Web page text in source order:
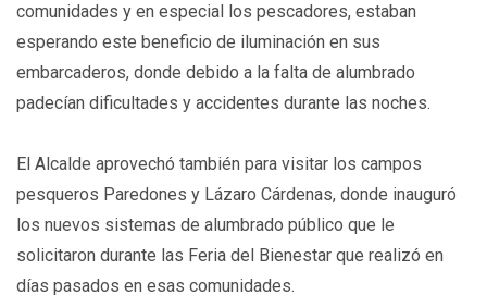
comunidades y en especial los pescadores, estaban
esperando este beneficio de iluminación en sus
embarcaderos, donde debido a la falta de alumbrado
padecían dificultades y accidentes durante las noches.
El Alcalde aprovechó también para visitar los campos
pesqueros Paredones y Lázaro Cárdenas, donde inauguró
los nuevos sistemas de alumbrado público que le
solicitaron durante las Feria del Bienestar que realizó en
días pasados en esas comunidades.